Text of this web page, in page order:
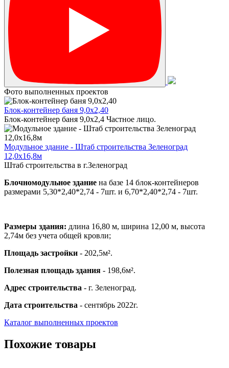
Фото выполненных проектов
Блок-контейнер баня 9,0х2,40
Блок-контейнер баня 9,0х2,4 Частное лицо.
Модульное здание - Штаб строительства Зеленоград
12,0х16,8м
Штаб строительства в г.Зеленоград
Блочномодульное здание на базе 14 блок-контейнеров
размерами 5,30*2,40*2,74 - 7шт. и 6,70*2,40*2,74 - 7шт.
Размеры здания: длина 16,80 м, ширина 12,00 м, высота
2,74м без учета общей кровли;
Площадь застройки - 202,5м².
Полезная площадь здания - 198,6м².
Адрес строительства - г. Зеленоград.
Дата строительства - сентябрь 2022г.
Каталог выполненных проектов
Похожие товары